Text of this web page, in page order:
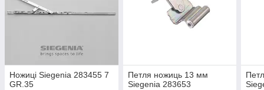
Ножиці Siegenia 283455 7
GR.35
Петля ножиць 13 мм
Siegenia 283653